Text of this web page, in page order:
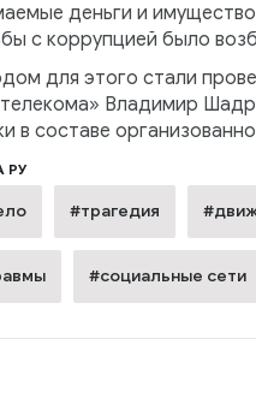
деньги и
с коррупцией было
для этого стали
Владимир
в составе
РУ
#трагедия
#социальные сети